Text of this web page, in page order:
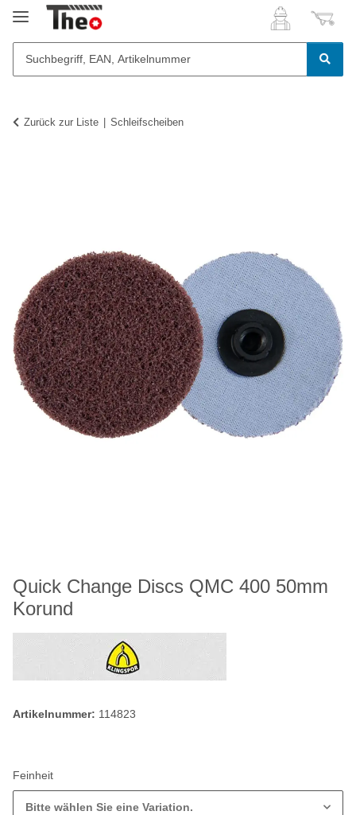
Zurück zur Liste Schleifscheiben
Quick Change Discs QMC 400 50mm
Korund
Artikelnummer: 114823
Feinheit
Bitte wählen Sie eine Variation.